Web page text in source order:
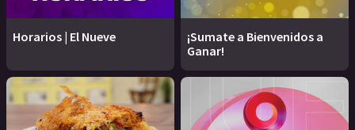
Horarios | El Nueve
¡Sumate a Bienvenidos a
Ganar!